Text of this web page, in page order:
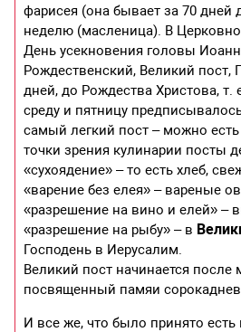
фарисея (она бывает за 70 дней
неделю (масленица). В
День усекновения головы
Рождественский, Великий пост,
дней, до Рождества Христова, т.
среду и пятницу
самый легкий пост – можно
точки зрения кулинарии посты
«сухоядение» – то есть хлеб,
«варение без елея» – вареные
«разрешение на вино и елей» –
«разрешение на рыбу» – в
Господень в Иерусалим.
Великий пост начинается
посвященный памяи
И все же, что было принято